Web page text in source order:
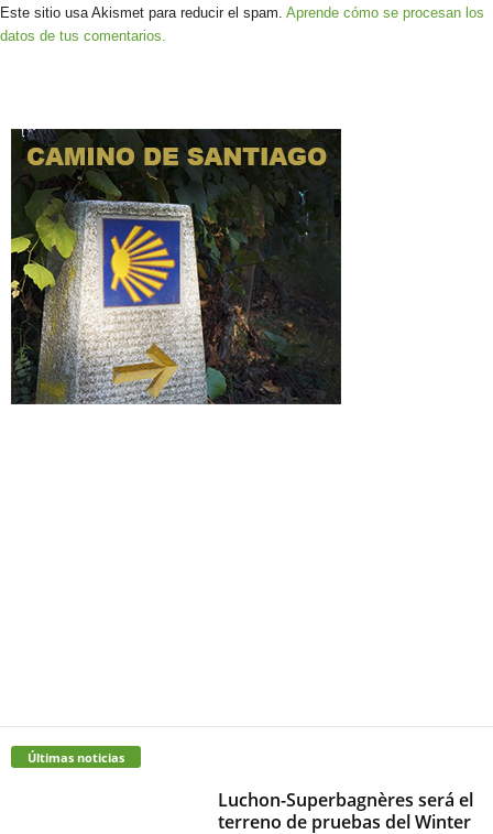
Este sitio usa Akismet para reducir el spam. Aprende cómo se procesan los
datos de tus comentarios.
Últimas noticias
Luchon-Superbagnères será el
terreno de pruebas del Winter